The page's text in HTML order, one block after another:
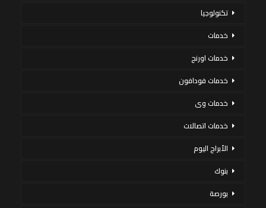
تكنولوجيا
خدمات
خدمات اورنج
خدمات فودافون
خدمات وى
خدمات اتصالات
الأبراج اليوم
بنوك
بورصة